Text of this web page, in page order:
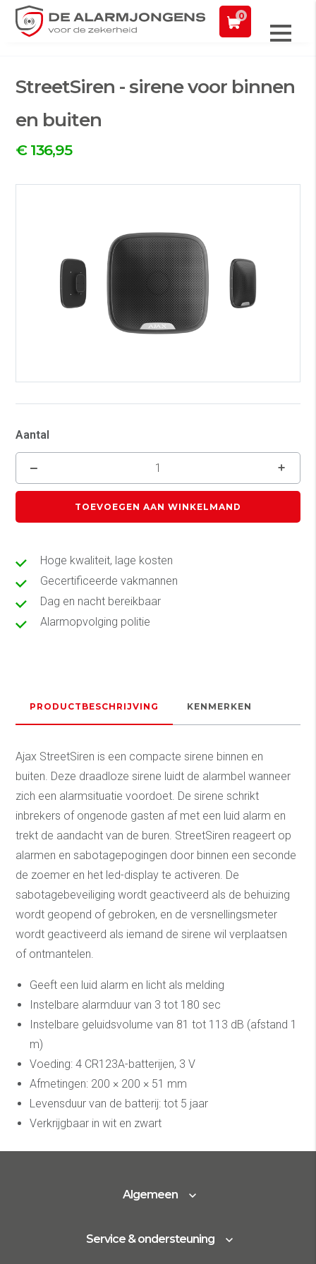
0
nacht bereikbaar
Onze pakketten
StreetSiren - sirene voor binnen
en buiten
€ 136,95
Aantal
TOEVOEGEN AAN WINKELMAND
Hoge kwaliteit, lage kosten
Gecertificeerde vakmannen
Dag en nacht bereikbaar
Alarmopvolging politie
PRODUCTBESCHRIJVING KENMERKEN
Ajax StreetSiren is een compacte sirene binnen en
buiten. Deze draadloze sirene luidt de alarmbel wanneer
zich een alarmsituatie voordoet. De sirene schrikt
inbrekers of ongenode gasten af met een luid alarm en
trekt de aandacht van de buren. StreetSiren reageert op
alarmen en sabotagepogingen door binnen een seconde
de zoemer en het led-display te activeren. De
sabotagebeveiliging wordt geactiveerd als de behuizing
wordt geopend of gebroken, en de versnellingsmeter
wordt geactiveerd als iemand de sirene wil verplaatsen
of ontmantelen.
Geeft een luid alarm en licht als melding
Instelbare alarmduur van 3 tot 180 sec
Instelbare geluidsvolume van 81 tot 113 dB (afstand 1
m)
Voeding: 4 CR123A-batterijen, 3 V
Afmetingen: 200 × 200 × 51 mm
Levensduur van de batterij: tot 5 jaar
Verkrijgbaar in wit en zwart
Algemeen
Service & ondersteuning